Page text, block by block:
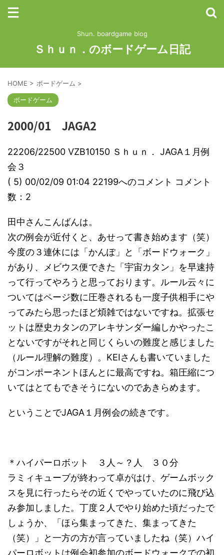
Shun. boardgame blog
Ｓｈｕｎ．のボードゲーム日記
HOME > ボードゲーム >
ボードゲーム
2000/01 JAGA2
22206/22500 VZB10150 Ｓｈｕｎ． JAGA１月例
会３
( 5) 00/02/09 01:04 22199へのコメント コメント
数：2
田中さんこんばんは。
次の例会が近付くと、あせって書き始めます（笑）
今度の３連休には「かんぽ」と「ボードウォーク」
があり、メビウス便できた「宇宙カタン」を早速持
って行ってやろうと思っております。ルール云々に
ついてはページ数に圧巻されるも一度子供相手にや
ってみたら思ったほど煩雑ではないですね。拡張セ
ットは歴史カタンのアレキサンダー編しかやったこ
とないですがそれと同じくらいの難度と感じました
（ルール理解の難度）。KEIさんも書いていました
がコンポーネントほんとに最高ですね。箱圧縮につ
いてはとてもできそうにないのであきらめます。
ということでJAGA１月例会の続きです。
＊ハイパーロボット ３人～？人 ３０分
ラミィキューブが終わって卓がはけ、ゲームボック
スを見に行ったらその近くでやっていたのに飛び込
み参加しました。丁度２人でやり始めた頃だったで
しょうか、「ほら集まってきた、集まってきた
（笑）」と一方の方が言っていましたね（笑）ハイ
パーロボットは例会初参加のボードウォークでの初